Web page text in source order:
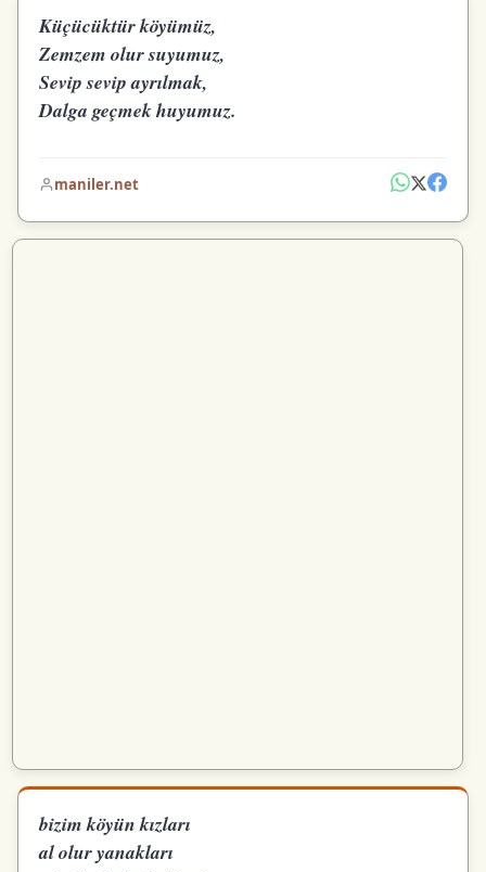
Küçücüktür köyümüz,
Zemzem olur suyumuz,
Sevip sevip ayrılmak,
Dalga geçmek huyumuz.
maniler.net
bizim köyün kızları
al olur yanakları